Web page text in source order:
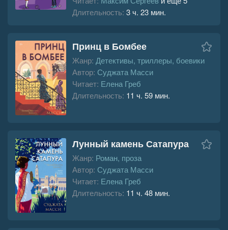
Длительность: 3 ч. 23 мин.
Принц в Бомбее
Жанр: Детективы, триллеры, боевики
Автор: Суджата Масси
Читает: Елена Греб
Длительность: 11 ч. 59 мин.
Лунный камень Сатапура
Жанр: Роман, проза
Автор: Суджата Масси
Читает: Елена Греб
Длительность: 11 ч. 48 мин.